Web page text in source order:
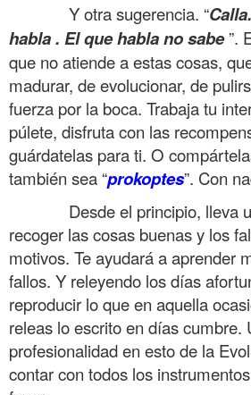
Y otra sugerencia. “
habla . El que habla no sabe”.
que no atiende a estas cosas,
madurar, de evolucionar, de
fuerza por la boca. Trabaja tu
púlete, disfruta con las
guárdatelas para ti. O
también sea “prokoptes”. Con
Desde el principio, lleva
recoger las cosas buenas y los
motivos. Te ayudará a aprender
fallos. Y releyendo los días
reproducir lo que en aquella
releas lo escrito en días cumbre.
profesionalidad en esto de la
contar con todos los